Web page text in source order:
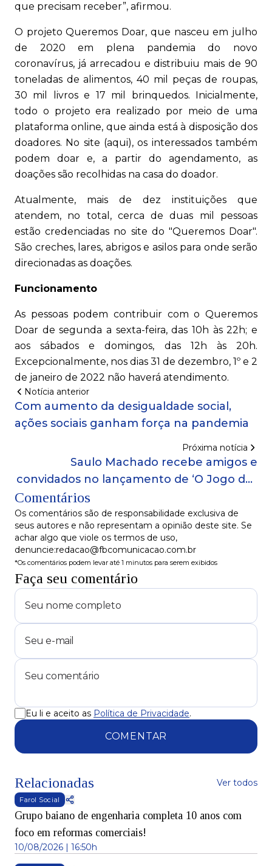
que precisam receber”, afirmou.
O projeto Queremos Doar, que nasceu em julho
de 2020 em plena pandemia do novo
coronavírus, já arrecadou e distribuiu mais de 90
toneladas de alimentos, 40 mil peças de roupas,
30 mil livros e 17 mil brinquedos. Inicialmente,
todo o projeto era realizado por meio de uma
plataforma online, que ainda está à disposição dos
doadores. No site (aqui), os interessados também
podem doar e, a partir do agendamento, as
doações são recolhidas na casa do doador.
Atualmente, mais de dez instituições que
atendem, no total, cerca de duas mil pessoas
estão credenciadas no site do "Queremos Doar".
São creches, lares, abrigos e asilos para onde serão
direcionadas as doações.
Funcionamento
As pessoas podem contribuir com o Queremos
Doar de segunda a sexta-feira, das 10h às 22h; e
aos sábados e domingos, das 12h às 20h.
Excepcionalmente, nos dias 31 de dezembro, 1º e 2
de janeiro de 2022 não haverá atendimento.
Notícia anterior
Com aumento da desigualdade social,
ações sociais ganham força na pandemia
Próxima notícia
Saulo Machado recebe amigos e
convidados no lançamento de ‘O Jogo das
Comentários
Os comentários são de responsabilidade exclusiva de
seus autores e não representam a opinião deste site. Se
achar algo que viole os termos de uso,
denuncie:redacao@fbcomunicacao.com.br
*Os comentários podem levar até 1 minutos para serem exibidos
Faça seu comentário
Eu li e aceito as Política de Privacidade.
COMENTAR
Relacionadas Ver todos
Farol Social
Grupo baiano de engenharia completa 10 anos com
foco em reformas comerciais!
10/08/2026 | 16:50h